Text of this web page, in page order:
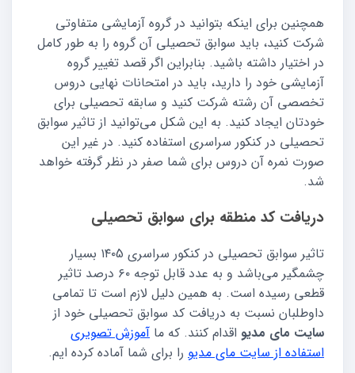
همچنین برای اینکه بتوانید در گروه آزمایشی متفاوتی
شرکت کنید، باید سوابق تحصیلی آن گروه را به طور کامل
در اختیار داشته باشید. بنابراین اگر قصد تغییر گروه
آزمایشی خود را دارید، باید در امتحانات نهایی دروس
تخصصی آن رشته شرکت کنید و سابقه تحصیلی برای
خودتان ایجاد کنید. به این شکل می‌توانید از تاثیر سوابق
تحصیلی در کنکور سراسری استفاده کنید. در غیر این
صورت نمره آن دروس برای شما صفر در نظر گرفته خواهد
شد.
دریافت کد منطقه برای سوابق تحصیلی
تاثیر سوابق تحصیلی در کنکور سراسری ۱۴۰5 بسیار
چشمگیر می‌باشد و به عدد قابل توجه ۶۰ درصد تاثیر
قطعی رسیده است. به همین دلیل لازم است تا تمامی
داوطلبان نسبت به دریافت کد سوابق تحصیلی خود از
سایت مای مدیو اقدام کنند. که ما آموزش تصویری
استفاده از سایت مای مدیو را برای شما آماده کرده ایم.